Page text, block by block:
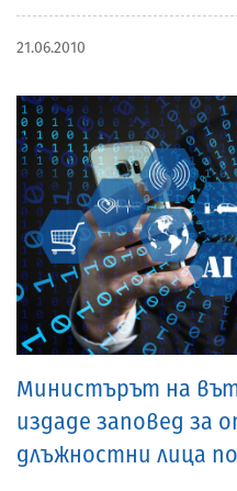
21.06.2010
Министърът на
издаде заповед за
длъжностни лица